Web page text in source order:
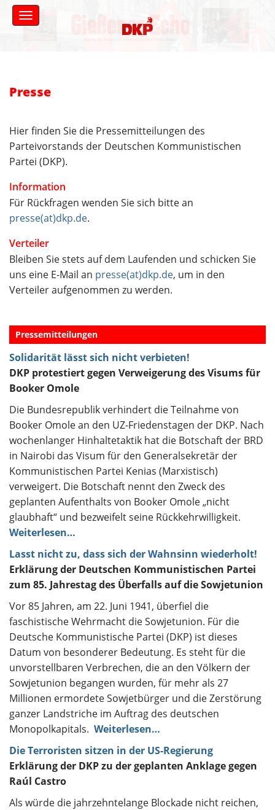
a
i
i
t
e
Presse
Hier finden Sie die Pressemitteilungen des
Parteivorstands der Deutschen Kommunistischen
Partei (DKP).
Information
Für Rückfragen wenden Sie sich bitte an
presse(at)dkp.de.
Verteiler
Bleiben Sie stets auf dem Laufenden und schicken Sie
uns eine E-Mail an presse(at)dkp.de, um in den
Verteiler aufgenommen zu werden.
Pressemitteilungen
Solidarität lässt sich nicht verbieten!
DKP protestiert gegen Verweigerung des Visums für
Booker Omole
Die Bundesrepublik verhindert die Teilnahme von
Booker Omole an den UZ-Friedenstagen der DKP. Nach
wochenlanger Hinhaltetaktik hat die Botschaft der BRD
in Nairobi das Visum für den Generalsekretär der
Kommunistischen Partei Kenias (Marxistisch)
verweigert. Die Botschaft nennt den Zweck des
geplanten Aufenthalts von Booker Omole „nicht
glaubhaft“ und bezweifelt seine Rückkehrwilligkeit.
Weiterlesen…
Lasst nicht zu, dass sich der Wahnsinn wiederholt!
Erklärung der Deutschen Kommunistischen Partei
zum 85. Jahrestag des Überfalls auf die Sowjetunion
Vor 85 Jahren, am 22. Juni 1941, überfiel die
faschistische Wehrmacht die Sowjetunion. Für die
Deutsche Kommunistische Partei (DKP) ist dieses
Datum von besonderer Bedeutung. Es steht für die
unvorstellbaren Verbrechen, die an den Völkern der
Sowjetunion begangen wurden, für mehr als 27
Millionen ermordete Sowjetbürger und die Zerstörung
ganzer Landstriche im Auftrag des deutschen
Monopolkapitals. Weiterlesen…
Die Terroristen sitzen in der US-Regierung
Erklärung der DKP zu der geplanten Anklage gegen
Raúl Castro
Als würde die jahrzehntelange Blockade nicht reichen,